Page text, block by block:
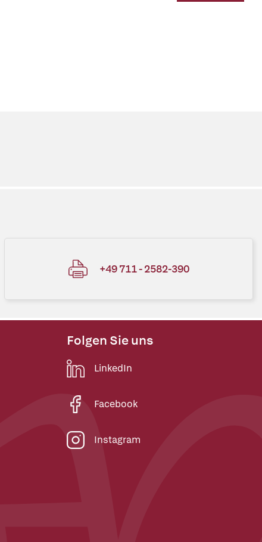
+49 711 - 2582-390
Folgen Sie uns
LinkedIn
Facebook
Instagram